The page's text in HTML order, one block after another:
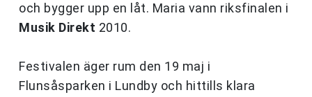
och bygger upp en låt. Maria vann riksfinalen i
Musik Direkt 2010.
Festivalen äger rum den 19 maj i
Flunsåsparken i Lundby och hittills klara